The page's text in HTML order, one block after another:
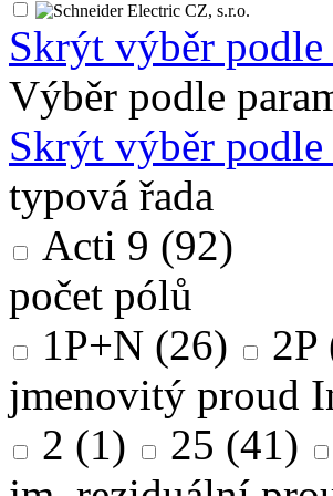
Skrýt výběr
Výběr podle
Skrýt výběr podle
typová řada
Acti 9 (92)
počet pólů
1P+N (26) 2P
jmenovitý proud
2 (1) 25 (41)